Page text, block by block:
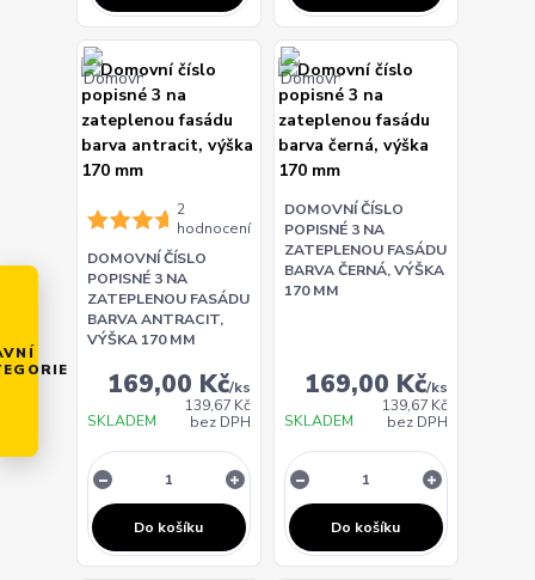
2
hodnocení
DOMOVNÍ ČÍSLO
POPISNÉ 3 NA
ZATEPLENOU FASÁDU
BARVA ANTRACIT,
VÝŠKA 170 MM
169,00 Kč/ks
139,67 Kč
bez DPH
SKLADEM
Do košíku
DOMOVNÍ ČÍSLO
POPISNÉ 3 NA
ZATEPLENOU FASÁDU
BARVA ČERNÁ, VÝŠKA
170 MM
169,00 Kč/ks
139,67 Kč
bez DPH
SKLADEM
Do košíku